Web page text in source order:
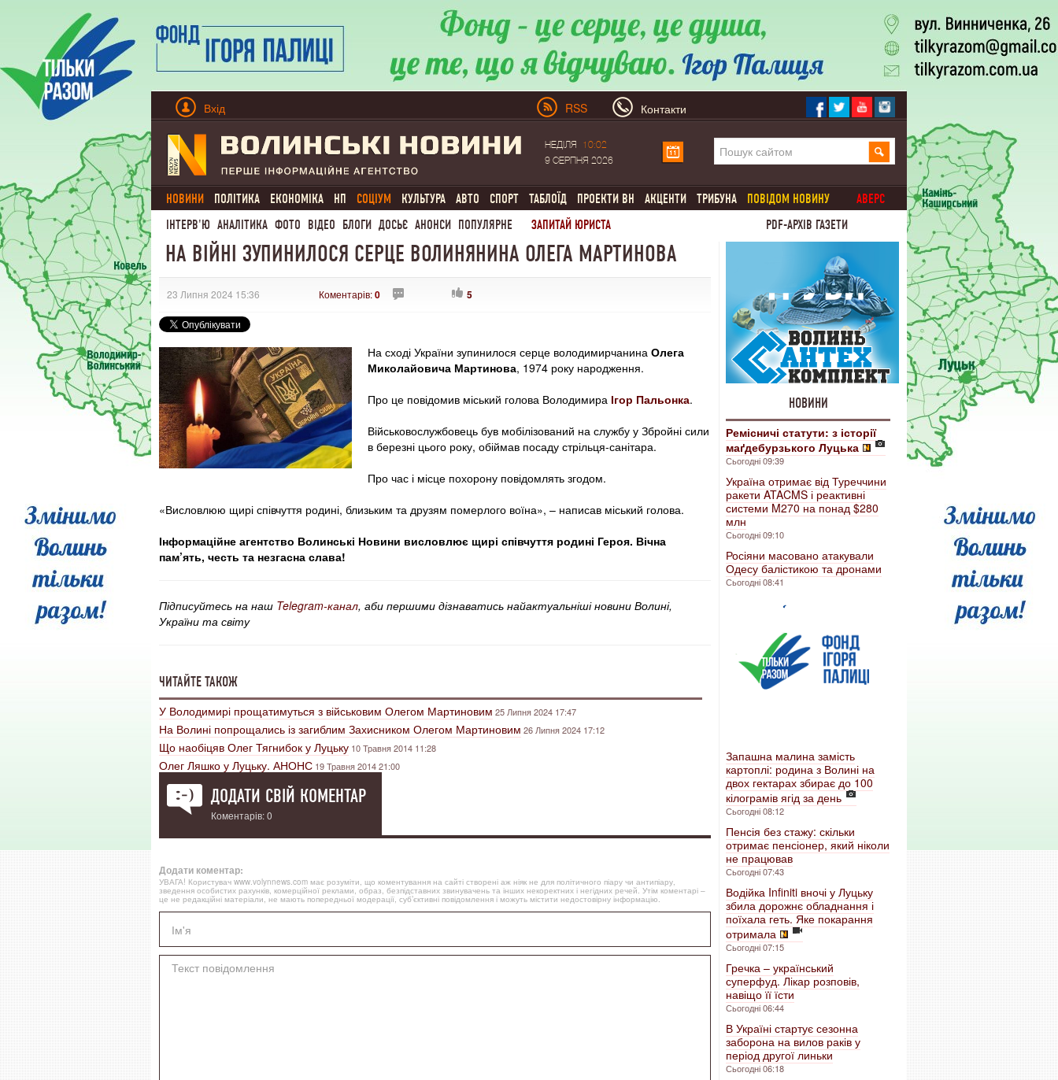
Вхід RSS Контакти
НЕДІЛЯ
10:02
9 СЕРПНЯ 2026
НОВИНИ ПОЛІТИКА ЕКОНОМІКА НП СОЦІУМ КУЛЬТУРА АВТО СПОРТ ТАБЛОЇД ПРОЕКТИ ВН АКЦЕНТИ ТРИБУНА ПОВІДОМ НОВИНУ
АВЕРС
ІНТЕРВ'Ю АНАЛІТИКА ФОТО ВІДЕО БЛОГИ ДОСЬЄ АНОНСИ ПОПУЛЯРНЕ ЗАПИТАЙ ЮРИСТА PDF-АРХІВ ГАЗЕТИ
НА ВІЙНІ ЗУПИНИЛОСЯ СЕРЦЕ ВОЛИНЯНИНА ОЛЕГА МАРТИНОВА
23 Липня 2024 15:36 Коментарів:0 5
На сході України зупинилося серце володимирчанина Олега
Миколайовича Мартинова, 1974 року народження.
Про це повідомив міський голова Володимира Ігор Пальонка.
Військовослужбовець був мобілізований на службу у Збройні сили
в березні цього року, обіймав посаду стрільця-санітара.
Про час і місце похорону повідомлять згодом.
«Висловлюю щирі співчуття родині, близьким та друзям померлого воїна», – написав міський голова.
Інформаційне агентство Волинські Новини висловлює щирі співчуття родині Героя. Вічна
пам’ять, честь та незгасна слава!
Підписуйтесь на наш Telegram-канал, аби першими дізнаватись найактуальніші новини Волині,
України та світу
ЧИТАЙТЕ ТАКОЖ
У Володимирі прощатимуться з військовим Олегом Мартиновим 25 Липня 2024 17:47
На Волині попрощались із загиблим Захисником Олегом Мартиновим 26 Липня 2024 17:12
Що наобіцяв Олег Тягнибок у Луцьку 10 Травня 2014 11:28
Олег Ляшко у Луцьку. АНОНС 19 Травня 2014 21:00
ДОДАТИ СВІЙ КОМЕНТАР
Коментарів: 0
Додати коментар:
УВАГА! Користувач www.volynnews.com має розуміти, що коментування на сайті створені аж ніяк не для політичного піару чи антипіару,
зведення особистих рахунків, комерційної реклами, образ, безпідставних звинувачень та інших некоректних і негідних речей. Утім коментарі –
це не редакційні матеріали, не мають попередньої модерації, суб’єктивні повідомлення і можуть містити недостовірну інформацію.
НОВИНИ
Ремісничі статути: з історії
маґдебурзького Луцька
Сьогодні 09:39
Україна отримає від Туреччини
ракети ATACMS і реактивні
системи M270 на понад $280
млн
Сьогодні 09:10
Росіяни масовано атакували
Одесу балістикою та дронами
Сьогодні 08:41
Запашна малина замість
картоплі: родина з Волині на
двох гектарах збирає до 100
кілограмів ягід за день
Сьогодні 08:12
Пенсія без стажу: скільки
отримає пенсіонер, який ніколи
не працював
Сьогодні 07:43
Водійка Infiniti вночі у Луцьку
збила дорожнє обладнання і
поїхала геть. Яке покарання
отримала
Сьогодні 07:15
Гречка – український
суперфуд. Лікар розповів,
навіщо її їсти
Сьогодні 06:44
В Україні стартує сезонна
заборона на вилов раків у
період другої линьки
Сьогодні 06:18